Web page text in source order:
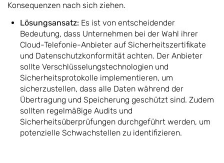
Konsequenzen nach sich ziehen.
Lösungsansatz: Es ist von entscheidender
Bedeutung, dass Unternehmen bei der Wahl ihrer
Cloud-Telefonie-Anbieter auf Sicherheitszertifikate
und Datenschutzkonformität achten. Der Anbieter
sollte Verschlüsselungstechnologien und
Sicherheitsprotokolle implementieren, um
sicherzustellen, dass alle Daten während der
Übertragung und Speicherung geschützt sind. Zudem
sollten regelmäßige Audits und
Sicherheitsüberprüfungen durchgeführt werden, um
potenzielle Schwachstellen zu identifizieren.